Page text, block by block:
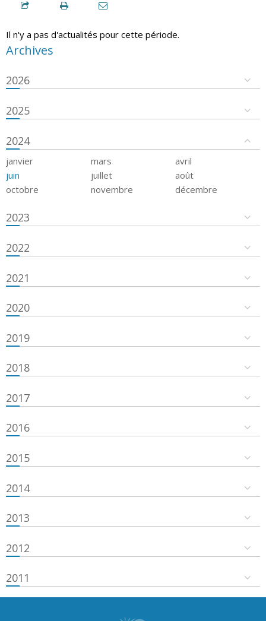
Il n'y a pas d'actualités pour cette période.
Archives
2026
2025
2024
janvier mars
avril
juin
juillet
août
octobre
novembre décembre
2023
2022
2021
2020
2019
2018
2017
2016
2015
2014
2013
2012
2011